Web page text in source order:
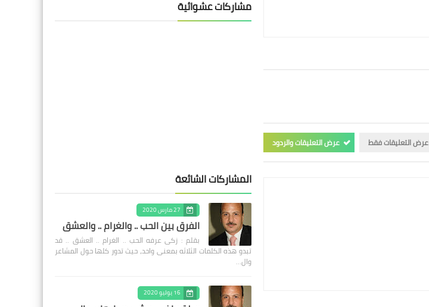
عرض التعليقات فقط عرض التعليقات والردود
مشاركات عشوائية
المشاركات الشائعة
27 مارس 2020
الفرق بين الحب .. والغرام .. والعشق
بقلم : زكى عرفه الحب .. الغرام .. العشق .. قد
تبدو هذه الكلمات الثلاثه بمعنى واحد، حيث تدور كلها حول المشاعر
وال…
16 يوليو 2020